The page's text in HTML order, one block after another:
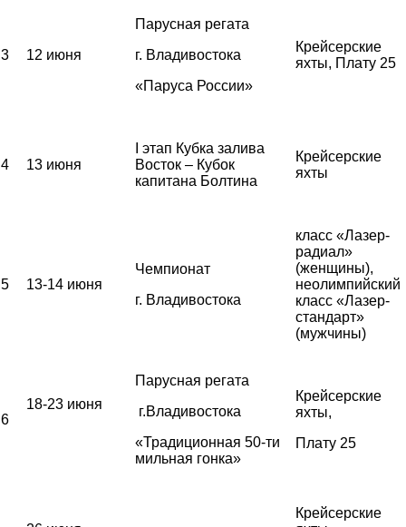
3 12 июня
Парусная регата
г. Владивостока
«Паруса России»
Крейсерские
яхты, Плату 25
4 13 июня
I этап Кубка залива
Восток – Кубок
капитана Болтина
Крейсерские
яхты
5 13-14 июня
Чемпионат
г. Владивостока
класс «Лазер-
радиал»
(женщины),
неолимпийский
класс «Лазер-
стандарт»
(мужчины)
6
18-23 июня
Парусная регата
г.Владивостока
«Традиционная 50-ти
мильная гонка»
Крейсерские
яхты,
Плату 25
Крейсерские